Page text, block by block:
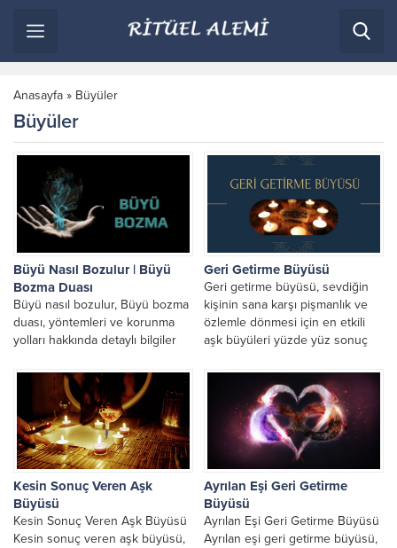
Anasayfa » Büyüler
Büyüler
Büyü Nasıl Bozulur | Büyü
Bozma Duası
Büyü nasıl bozulur, Büyü bozma
duası, yöntemleri ve korunma
yolları hakkında detaylı bilgiler
büyü...
Geri Getirme Büyüsü
Geri getirme büyüsü, sevdiğin
kişinin sana karşı pişmanlık ve
özlemle dönmesi için en etkili
aşk büyüleri yüzde yüz sonuç
Kesin Sonuç Veren Aşk
Büyüsü
Kesin Sonuç Veren Aşk Büyüsü
Kesin sonuç veren aşk büyüsü,
Ayrılan Eşi Geri Getirme
Büyüsü
Ayrılan Eşi Geri Getirme Büyüsü
Ayrılan eşi geri getirme büyüsü,